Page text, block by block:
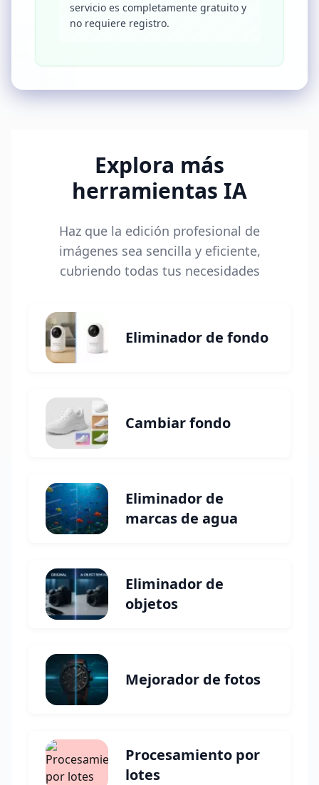
servicio es completamente gratuito y
no requiere registro.
Explora más
herramientas IA
Haz que la edición profesional de
imágenes sea sencilla y eficiente,
cubriendo todas tus necesidades
Eliminador de fondo
Cambiar fondo
Eliminador de
marcas de agua
Eliminador de
objetos
Mejorador de fotos
Procesamiento por
lotes